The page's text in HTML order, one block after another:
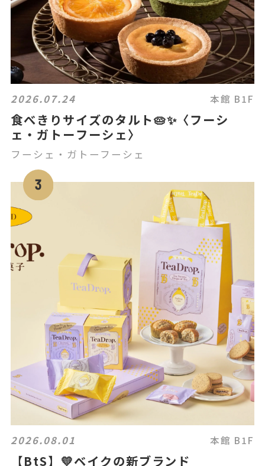
2026.07.24 本館 B1F
食べきりサイズのタルト🥧✨〈フーシ
ェ・ガトーフーシェ〉
フーシェ・ガトーフーシェ
2026.08.01 本館 B1F
【BtS】💛ベイクの新ブランド